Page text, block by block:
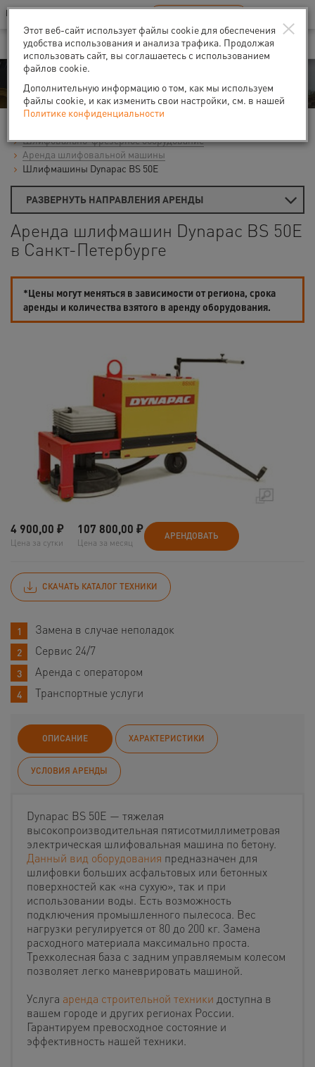
Ваш город:Санкт-Петербург
В Вашем регионе нет наших офисов RU EN
Аренда
Шлифовально-фрезерное оборудование
Аренда шлифовальной машины
Шлифмашины Dynapac BS 50E
РАЗВЕРНУТЬ НАПРАВЛЕНИЯ АРЕНДЫ
Аренда шлифмашин Dynapac BS 50E
в Санкт-Петербурге
*Цены могут меняться в зависимости от региона, срока
аренды и количества взятого в аренду оборудования.
4 900,00 ₽
Цена за сутки
107 800,00 ₽
Цена за месяц
АРЕНДОВАТЬ
СКАЧАТЬ КАТАЛОГ ТЕХНИКИ
Замена в случае неполадок
Сервис 24/7
Аренда с оператором
Транспортные услуги
ОПИСАНИЕ ХАРАКТЕРИСТИКИ
УСЛОВИЯ АРЕНДЫ
Dynapac BS 50E — тяжелая
высокопроизводительная пятисотмиллиметровая
электрическая шлифовальная машина по бетону.
Данный вид оборудования предназначен для
шлифовки больших асфальтовых или бетонных
поверхностей как «на сухую», так и при
использовании воды. Есть возможность
подключения промышленного пылесоса. Вес
нагрузки регулируется от 80 до 200 кг. Замена
расходного материала максимально проста.
Трехколесная база с задним управляемым колесом
позволяет легко маневрировать машиной.
Услуга аренда строительной техники доступна в
вашем городе и других регионах России.
Гарантируем превосходное состояние и
эффективность нашей техники.
×
Этот веб-сайт использует файлы cookie для обеспечения
удобства использования и анализа трафика. Продолжая
использовать сайт, вы соглашаетесь с использованием
файлов cookie.
Дополнительную информацию о том, как мы используем
файлы cookie, и как изменить свои настройки, см. в нашей
Политике конфиденциальности